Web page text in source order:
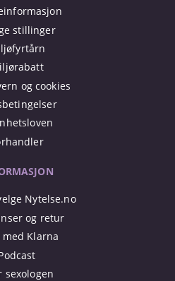
stillinger
og cookies
Nytelse.no
og retur
med Klarna
sexologen